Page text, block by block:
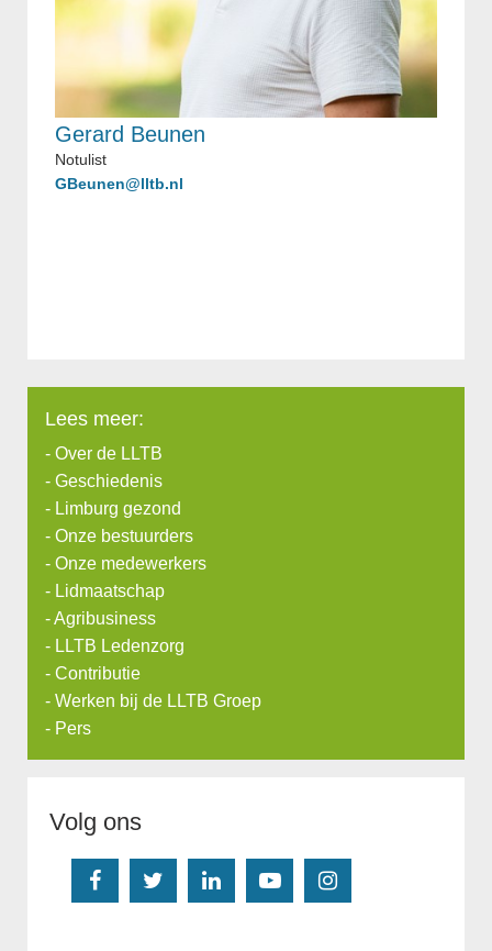
Gerard Beunen
Notulist
GBeunen@lltb.nl
Lees meer:
- Over de LLTB
- Geschiedenis
- Limburg gezond
- Onze bestuurders
- Onze medewerkers
- Lidmaatschap
-Agribusiness
- LLTB Ledenzorg
- Contributie
- Werken bij de LLTB Groep
- Pers
Volg ons